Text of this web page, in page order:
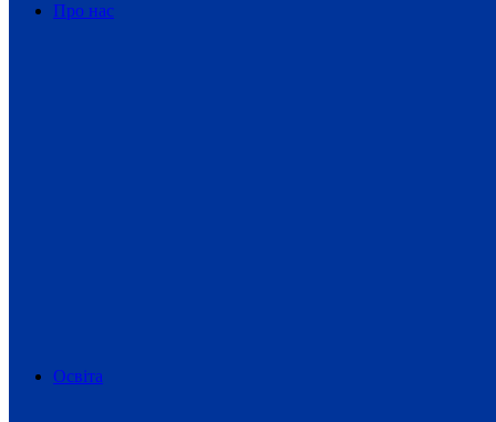
Про нас
Освіта